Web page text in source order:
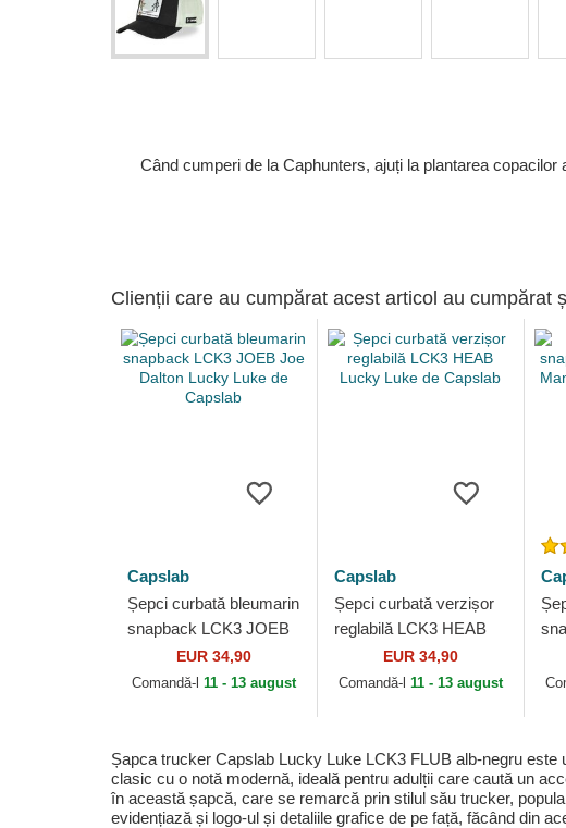
Când cumperi de la Caphunters, ajuți la plantarea
Clienții care au cumpărat acest articol au cumpărat
Capslab
Șepci curbată bleumarin
snapback LCK3 JOEB
Joe Dalton Lucky Luke
de Capslab
EUR 34,90
Comandă-l 11 - 13 august
Capslab
Șepci curbată verzișor
reglabilă LCK3 HEAB
Lucky Luke de Capslab
EUR 34,90
Comandă-l 11 - 13 august
Șapca trucker Capslab Lucky Luke LCK3 FLUB alb-negru
clasic cu o notă modernă, ideală pentru adulții care caută un
în această șapcă, care se remarcă prin stilul său trucker,
evidențiază și logo-ul și detaliile grafice de pe față, făcând din